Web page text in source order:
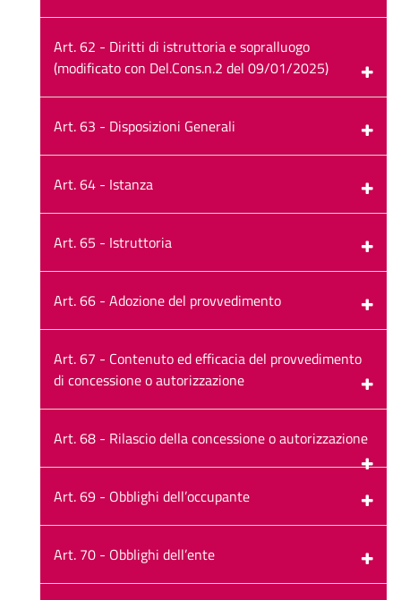
Art. 62 - Diritti di istruttoria e sopralluogo
(modificato con Del.Cons.n.2 del 09/01/2025)
Art. 63 - Disposizioni Generali
Art. 64 - Istanza
Art. 65 - Istruttoria
Art. 66 - Adozione del provvedimento
Art. 67 - Contenuto ed efficacia del provvedimento
di concessione o autorizzazione
Art. 68 - Rilascio della concessione o autorizzazione
Art. 69 - Obblighi dell’occupante
Art. 70 - Obblighi dell’ente